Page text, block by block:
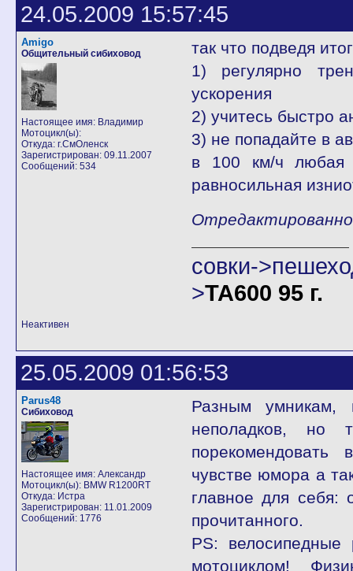
24.05.2009 15:57:45
Amigo
Общительный сибиховод
Настоящее имя: Владимир
Мотоцикл(ы):
Откуда: г.СмОленск
Зарегистрирован: 09.11.2007
Сообщений: 534
так что подведя
1) регулярно
ускорения
2) учитесь быстро
3) не попадайте в
в 100 км/ч
равносильная
совки-
>ТА600 95 г.
Неактивен
25.05.2009 01:56:53
Parus48
Сибиховод
Настоящее имя: Александр
Мотоцикл(ы): BMW R1200RT
Откуда: Истра
Зарегистрирован: 11.01.2009
Сообщений: 1776
Разным умникам,
неполадков, но
порекомендовать
чувстве юмора а
главное для себя:
прочитанного.
PS:
мотоциклом!